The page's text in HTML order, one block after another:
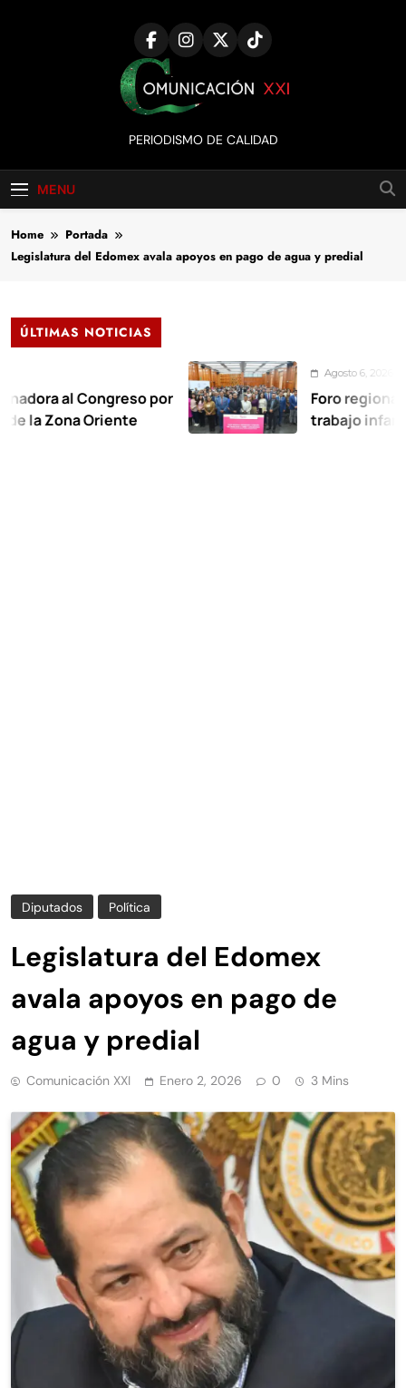
Comunicación
XXI
PERIODISMO DE CALIDAD
MENU
Home
Portada
Legislatura del Edomex avala apoyos en pago de agua y predial
ÚLTIMAS NOTICIAS
al Congreso por
Oriente
Agosto 6, 2026
Foro regional exige
trabajo infantil en
Diputados Política
Legislatura del Edomex
avala apoyos en pago de
agua y predial
Comunicación XXI Enero 2, 2026 0 3 Mins